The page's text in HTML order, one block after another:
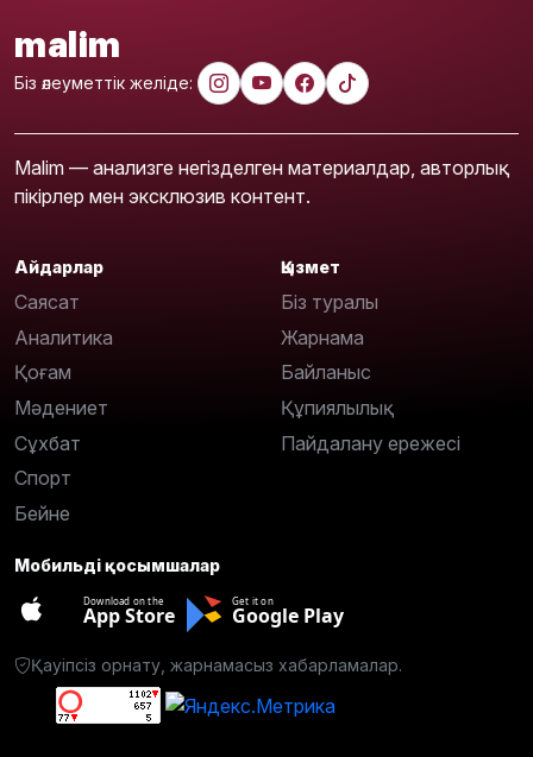
malim
Біз әлеуметтік желіде:
Malim — анализге негізделген материалдар, авторлық
пікірлер мен эксклюзив контент.
Айдарлар
Саясат
Аналитика
Қоғам
Мәдениет
Сұхбат
Спорт
Бейне
Қызмет
Біз туралы
Жарнама
Байланыс
Құпиялылық
Пайдалану ережесі
Мобильді қосымшалар
Download on the
App Store
Get it on
Google Play
Қауіпсіз орнату, жарнамасыз хабарламалар.